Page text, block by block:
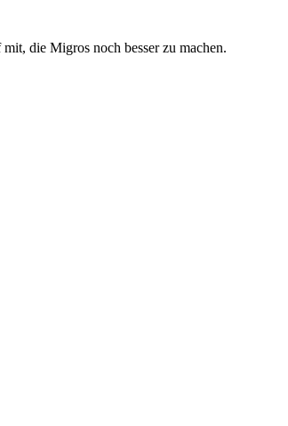
die Migros noch besser zu machen.